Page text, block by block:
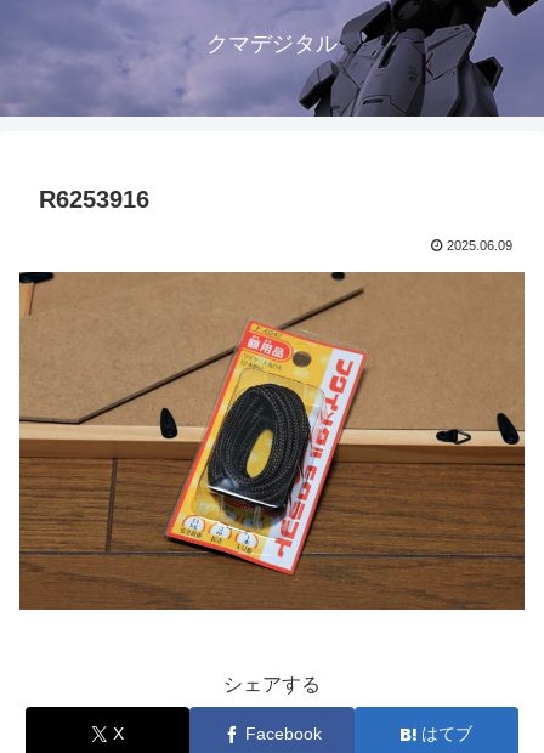
クマデジタル
R6253916
2025.06.09
シェアする
X Facebook はてブ